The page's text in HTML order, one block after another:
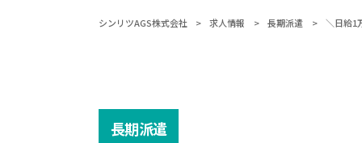
シンリツAGS株式会社 > 求人情報 > 長期派遣 > ＼日給1
長期派遣